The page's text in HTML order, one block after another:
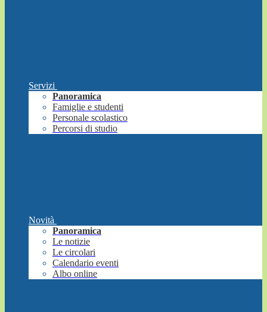
Servizi
Panoramica
Famiglie e studenti
Personale scolastico
Percorsi di studio
Novità
Panoramica
Le notizie
Le circolari
Calendario eventi
Albo online